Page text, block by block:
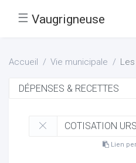
☰ Vaugrigneuse
Accueil Vie municipale
Lien